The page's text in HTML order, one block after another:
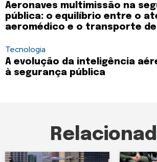
Aeronaves multimissão na
pública: o equilíbrio entre o
aeromédico e o transporte
Tecnologia
A evolução da inteligência
à segurança pública